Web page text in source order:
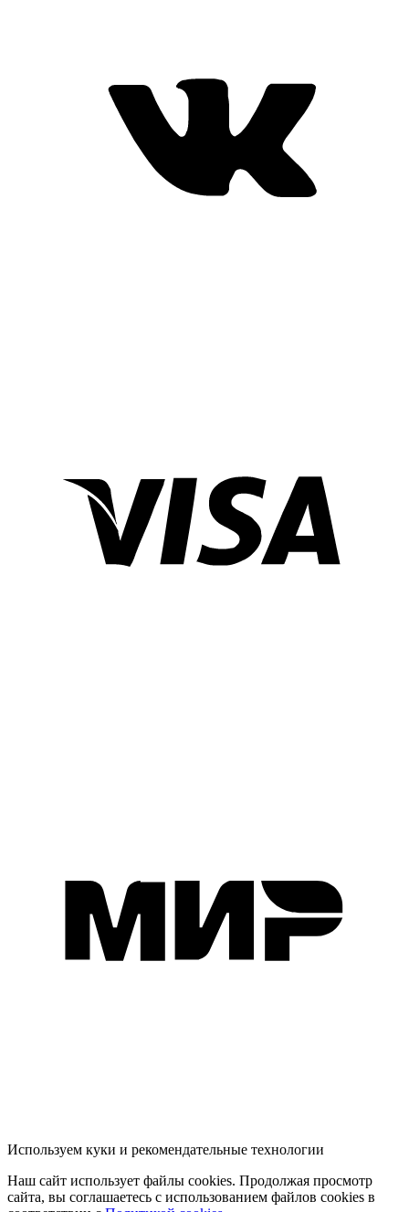
Используем куки и рекомендательные технологии
Наш сайт использует файлы cookies. Продолжая просмотр
сайта, вы соглашаетесь с использованием файлов cookies в